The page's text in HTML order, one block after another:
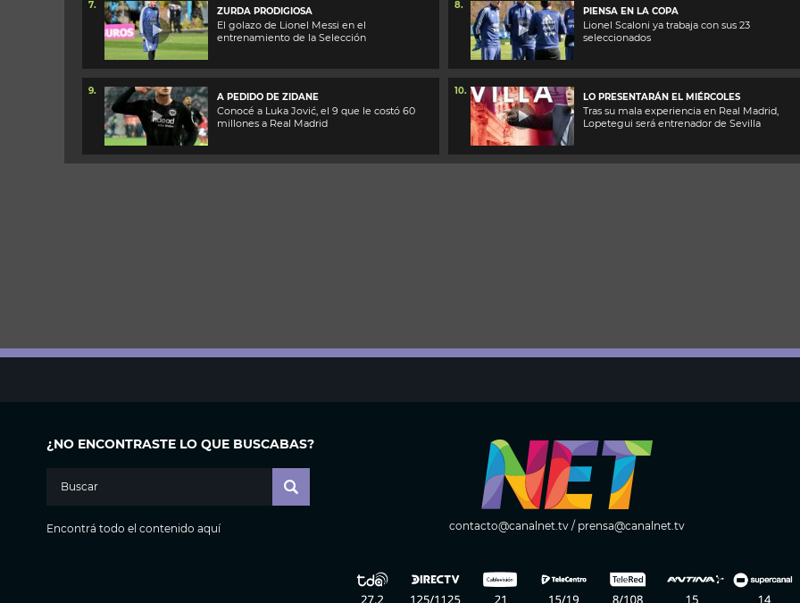
7.
ZURDA PRODIGIOSA
El golazo de Lionel Messi en el
entrenamiento de la Selección
8.
PIENSA EN LA COPA
Lionel Scaloni ya trabaja con sus 23
seleccionados
9.
A PEDIDO DE ZIDANE
Conocé a Luka Jović, el 9 que le costó 60
millones a Real Madrid
10.
LO PRESENTARÁN EL MIÉRCOLES
Tras su mala experiencia en Real Madrid,
Lopetegui será entrenador de Sevilla
¿NO ENCONTRASTE LO QUE BUSCABAS?
Encontrá todo el contenido aquí contacto@canalnet.tv/ prensa@canalnet.tv